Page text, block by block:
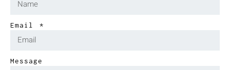
Email
Message